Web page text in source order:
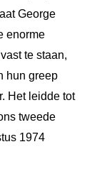
George
enorme
te staan,
hun greep
Het leidde tot
tweede
1974